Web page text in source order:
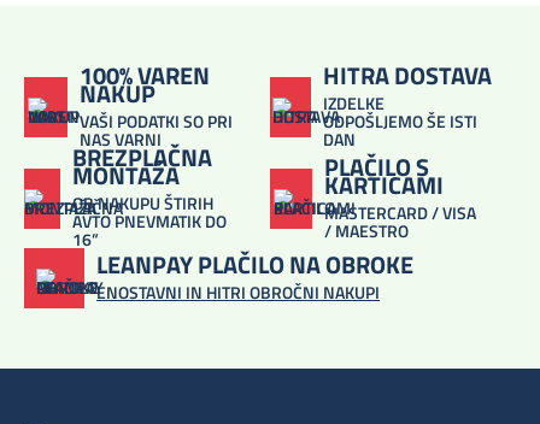
100% VAREN
NAKUP
VAŠI PODATKI SO PRI
NAS VARNI
HITRA DOSTAVA
IZDELKE
ODPOŠLJEMO ŠE ISTI
DAN
BREZPLAČNA
MONTAŽA
OB NAKUPU ŠTIRIH
AVTO PNEVMATIK DO
16”
PLAČILO S
KARTICAMI
MASTERCARD / VISA
/ MAESTRO
LEANPAY PLAČILO NA OBROKE
ENOSTAVNI IN HITRI OBROČNI NAKUPI